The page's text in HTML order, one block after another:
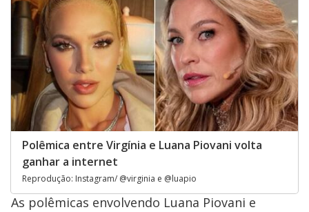
Polêmica entre Virgínia e Luana Piovani volta
ganhar a internet
Reprodução: Instagram/ @virginia e @luapio
As polêmicas envolvendo Luana Piovani e